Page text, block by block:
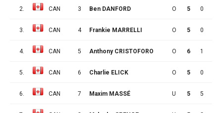
2. CAN 3 Ben DANFORD O 5 0
3. CAN 4 Frankie MARRELLI O 5 0
4. CAN 5 Anthony CRISTOFORO O 6 1
5. CAN 6 Charlie ELICK O 5 0
6. CAN 7 Maxim MASSÉ U 5 5